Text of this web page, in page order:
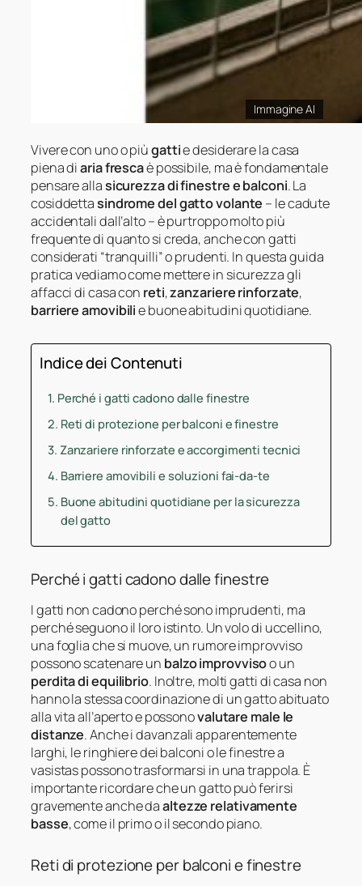
Immagine AI
Vivere con uno o piùgattie desiderare la casa
piena diaria frescaè possibile, ma è fondamentale
pensare allasicurezza di finestre e balconi. La
cosiddettasindrome del gatto volante – le cadute
accidentali dall’alto – è purtroppo molto più
frequente di quanto si creda, anche con gatti
considerati “tranquilli” o prudenti. In questa guida
pratica vediamo come mettere in sicurezza gli
affacci di casa con reti,zanzariere rinforzate,
barriere amovibilie buone abitudini quotidiane.
Indice dei Contenuti
Perché i gatti cadono dalle finestre
Reti di protezione per balconi e finestre
Zanzariere rinforzate e accorgimenti tecnici
Barriere amovibili e soluzioni fai-da-te
Buone abitudini quotidiane per la sicurezza
del gatto
Perché i gatti cadono dalle finestre
I gatti non cadono perché sono imprudenti, ma
perché seguono il loro istinto. Un volo di uccellino,
una foglia che si muove, un rumore improvviso
possono scatenare un balzo improvvisoo un
perdita di equilibrio. Inoltre, molti gatti di casa non
hanno la stessa coordinazione di un gatto abituato
alla vita all’aperto e possonovalutare male le
distanze. Anche i davanzali apparentemente
larghi, le ringhiere dei balconi o le finestre a
vasistas possono trasformarsi in una trappola. È
importante ricordare che un gatto può ferirsi
gravemente anche daaltezze relativamente
basse, come il primo o il secondo piano.
Reti di protezione per balconi e finestre